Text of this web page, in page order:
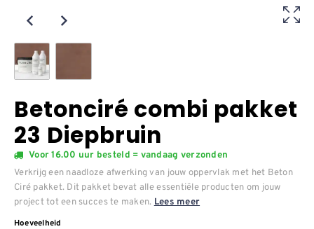
Betonciré combi pakket
23 Diepbruin
Voor 16.00 uur besteld = vandaag verzonden
Verkrijg een naadloze afwerking van jouw oppervlak met het Beton
Ciré pakket. Dit pakket bevat alle essentiële producten om jouw
project tot een succes te maken. Lees meer
Hoeveelheid